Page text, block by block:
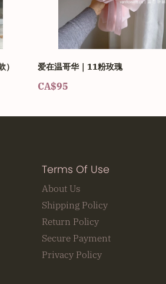
爱在温哥华｜11粉玫瑰
CA$95
Terms Of Use
About Us
Shipping Policy
Return Policy
Secure Payment
Privacy Policy